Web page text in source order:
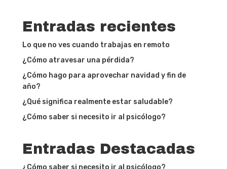
Entradas recientes
Lo que no ves cuando trabajas en remoto
¿Cómo atravesar una pérdida?
¿Cómo hago para aprovechar navidad y fin de
año?
¿Qué significa realmente estar saludable?
¿Cómo saber si necesito ir al psicólogo?
Entradas Destacadas
¿Cómo saber si necesito ir al psicólogo?